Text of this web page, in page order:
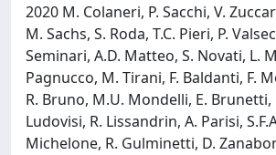
2020 M. Colaneri, P. Sacchi, V.
M. Sachs, S. Roda, T.C. Pieri, P.
Seminari, A.D. Matteo, S. Novati, L.
Pagnucco, M. Tirani, F. Baldanti, F.
R. Bruno, M.U. Mondelli, E. Brunetti,
Ludovisi, R. Lissandrin, A. Parisi,
Michelone, R. Gulminetti, D.